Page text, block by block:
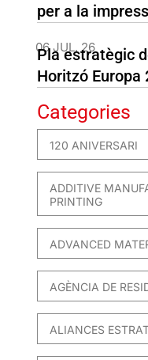
per a la
06 JUL. 26
Pla estratègic
Horitzó Europa
Categories
120 ANIVERSARI
ADDITIVE
PRINTING
ADVANCED
AGÈNCIA DE
ALIANCES